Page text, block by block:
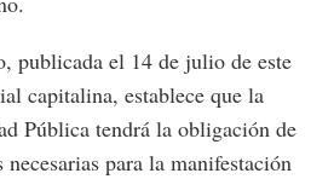
publicada el 14 de julio de este
capitalina, establece que la
Pública tendrá la obligación de
para la manifestación